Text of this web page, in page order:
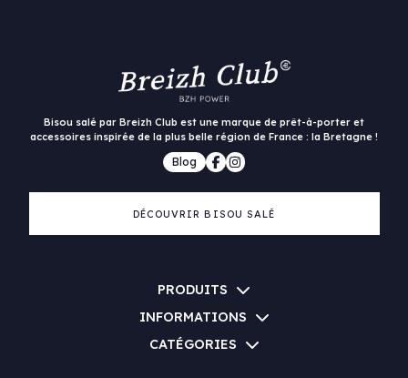
Bisou salé par Breizh Club est une marque de prêt-à-porter et
accessoires inspirée de la plus belle région de France : la Bretagne !
Blog
DÉCOUVRIR BISOU SALÉ
PRODUITS
INFORMATIONS
CATÉGORIES